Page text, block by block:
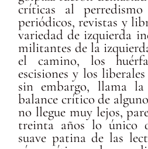
críticas al
periódicos, revistas y
variedad de izquierda
militantes de la
el camino, los
escisiones y los
sin embargo, llama
balance crítico de
no llegue muy lejos,
treinta años lo único
suave patina de las